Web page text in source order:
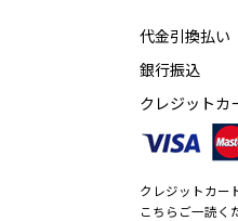
代金引換払い
銀行振込
クレジットカ
クレジットカー
こちらご一読く